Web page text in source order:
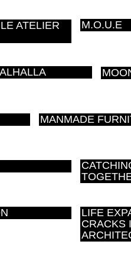
ATELIER
M.O.U.E
MANMADE
LIFE
CRACKS